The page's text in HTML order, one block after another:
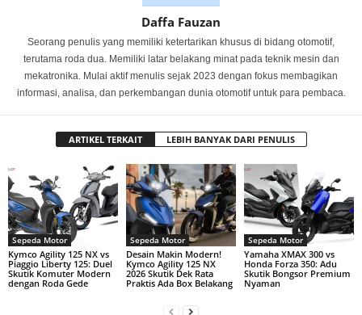
Daffa Fauzan
Seorang penulis yang memiliki ketertarikan khusus di bidang otomotif,
terutama roda dua. Memiliki latar belakang minat pada teknik mesin dan
mekatronika. Mulai aktif menulis sejak 2023 dengan fokus membagikan
informasi, analisa, dan perkembangan dunia otomotif untuk para pembaca.
ARTIKEL TERKAIT LEBIH BANYAK DARI PENULIS
Sepeda Motor
Kymco Agility 125 NX vs
Piaggio Liberty 125: Duel
Skutik Komuter Modern
dengan Roda Gede
Sepeda Motor
Desain Makin Modern!
Kymco Agility 125 NX
2026 Skutik Dek Rata
Praktis Ada Box Belakang
Sepeda Motor
Yamaha XMAX 300 vs
Honda Forza 350: Adu
Skutik Bongsor Premium
Nyaman